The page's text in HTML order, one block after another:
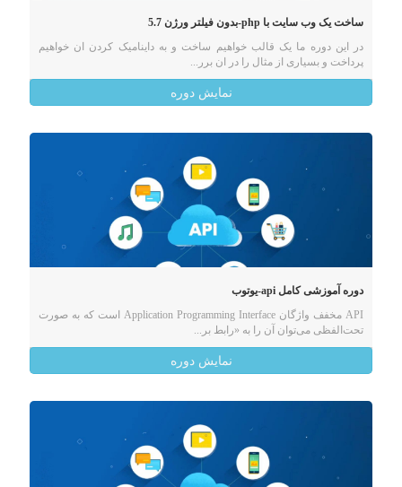
ساخت یک وب سایت با php-بدون فیلتر ورژن 5.7
در این دوره ما یک قالب خواهیم ساخت و به داینامیک کردن ان خواهیم
پرداخت و بسیاری از مثال را در ان برر...
نمایش دوره
دوره آموزشی کامل api-یوتوب
API مخفف واژگان Application Programming Interface است که به صورت
تحت‌الفظی می‌توان آن را به «رابط بر...
نمایش دوره